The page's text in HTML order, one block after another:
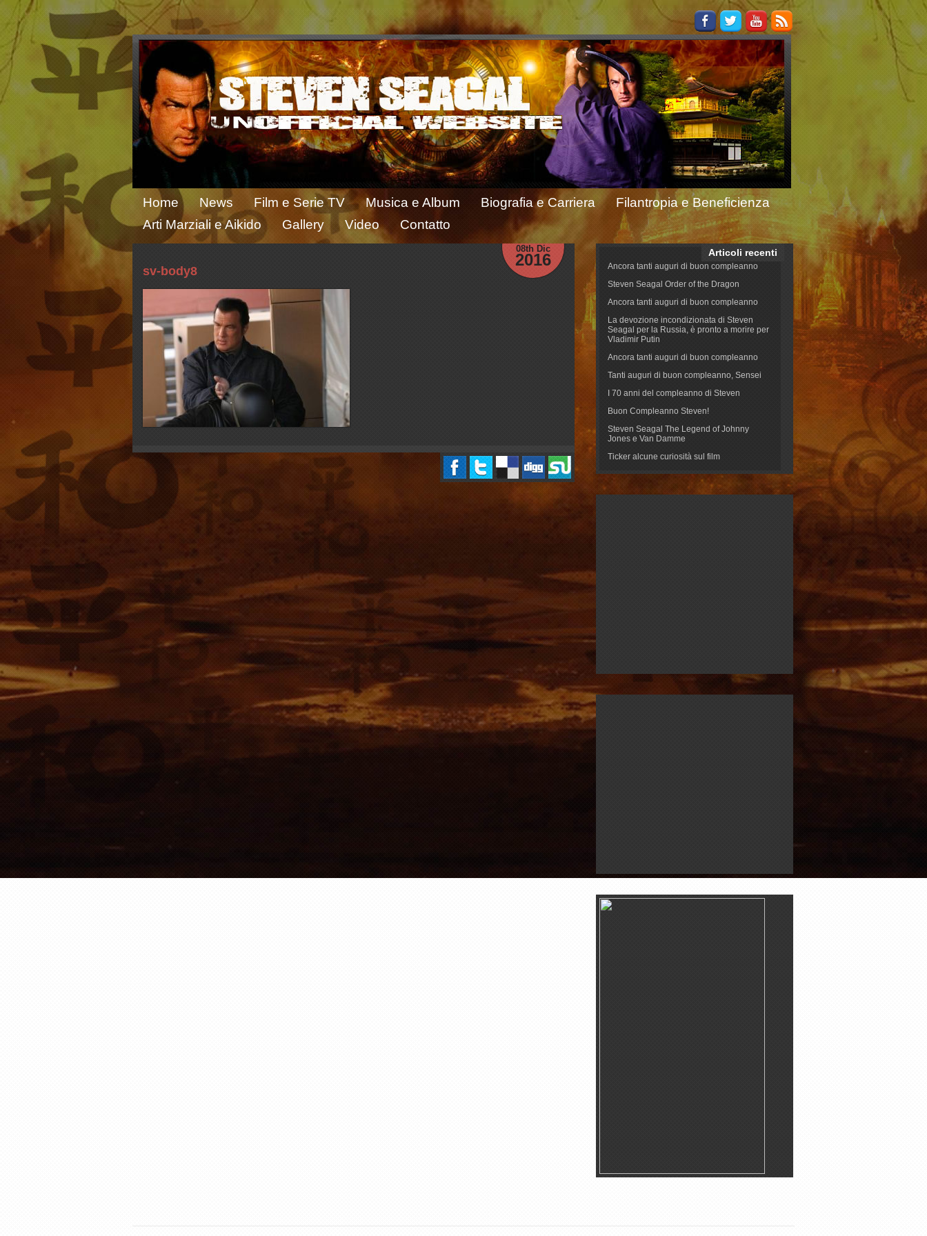
Home News Film e Serie TV Musica e Album Biografia e Carriera
Filantropia e Beneficienza
Arti Marziali e Aikido
Gallery Video Contatto
08th Dic
2016
sv-body8
Articoli recenti
Ancora tanti auguri di buon compleanno
Steven Seagal Order of the Dragon
Ancora tanti auguri di buon compleanno
La devozione incondizionata di Steven
Seagal per la Russia, è pronto a morire per
Vladimir Putin
Ancora tanti auguri di buon compleanno
Tanti auguri di buon compleanno, Sensei
I 70 anni del compleanno di Steven
Buon Compleanno Steven!
Steven Seagal The Legend of Johnny
Jones e Van Damme
Ticker alcune curiosità sul film